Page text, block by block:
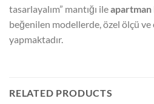
tasarlayalım” mantığı ileapartman
beğenilen modellerde, özel ölçü
yapmaktadır.
RELATED PRODUCTS